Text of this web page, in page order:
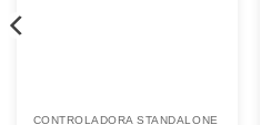
CONTROLADORA STANDALONE